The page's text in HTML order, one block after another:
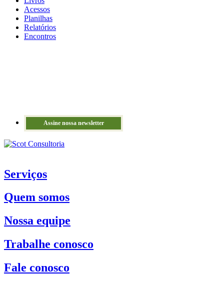
Acessos
Planilhas
Relatórios
Encontros
Assine nossa newsletter
Serviços
Quem somos
Nossa equipe
Trabalhe conosco
Fale conosco